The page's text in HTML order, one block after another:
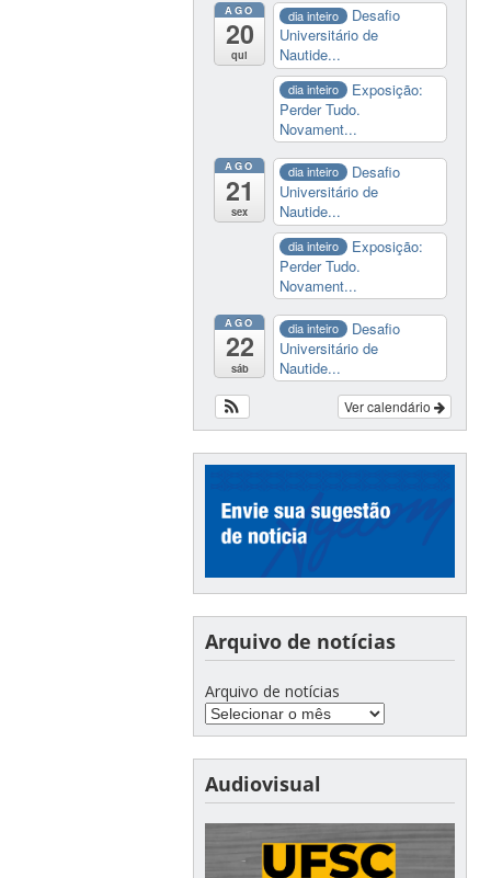
AGO
20
qui
dia inteiro
Desafio
Universitário de
Nautide...
dia inteiro
Exposição:
Perder Tudo.
Novament...
AGO
21
sex
dia inteiro
Desafio
Universitário de
Nautide...
dia inteiro
Exposição:
Perder Tudo.
Novament...
AGO
22
sáb
dia inteiro
Desafio
Universitário de
Nautide...
Ver calendário
Arquivo de notícias
Arquivo de notícias
Audiovisual